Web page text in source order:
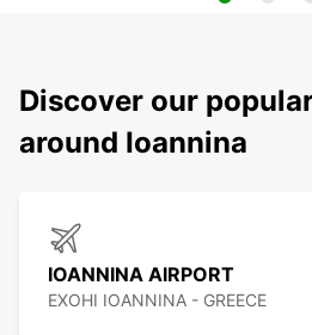
Discover our
around Ioannina
IOANNINA AIRPORT
EXOHI IOANNINA - GREECE